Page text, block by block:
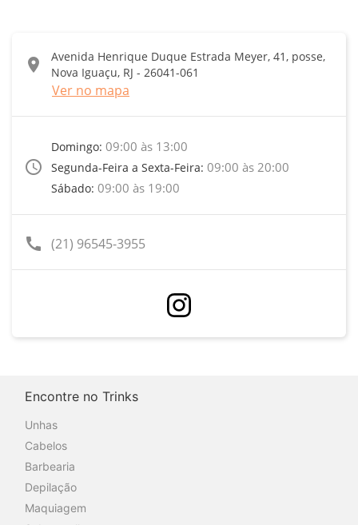
location_on
Avenida Henrique Duque Estrada Meyer, 41, posse,
Nova Iguaçu, RJ - 26041-061
Ver no mapa
access_time
Domingo: 09:00 às 13:00
Segunda-Feira a Sexta-Feira: 09:00 às 20:00
Sábado: 09:00 às 19:00
call (21) 96545-3955
Encontre no Trinks
Unhas
Cabelos
Barbearia
Depilação
Maquiagem